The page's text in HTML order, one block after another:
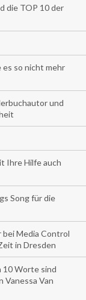
die TOP 10 der
es so nicht mehr
und
Ihre Hilfe auch
Song für die
bei Media Control
in Dresden
10 Worte sind
Vanessa Van